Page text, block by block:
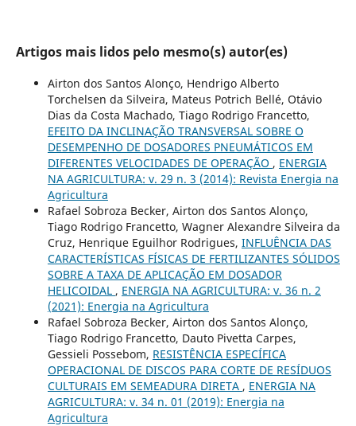
Artigos mais lidos pelo mesmo(s) autor(es)
Airton dos Santos Alonço, Hendrigo Alberto
Torchelsen da Silveira, Mateus Potrich Bellé, Otávio
Dias da Costa Machado, Tiago Rodrigo Francetto,
EFEITO DA INCLINAÇÃO TRANSVERSAL SOBRE O
DESEMPENHO DE DOSADORES PNEUMÁTICOS EM
DIFERENTES VELOCIDADES DE OPERAÇÃO , ENERGIA
NA AGRICULTURA: v. 29 n. 3 (2014): Revista Energia na
Agricultura
Rafael Sobroza Becker, Airton dos Santos Alonço,
Tiago Rodrigo Francetto, Wagner Alexandre Silveira da
Cruz, Henrique Eguilhor Rodrigues, INFLUÊNCIA DAS
CARACTERÍSTICAS FÍSICAS DE FERTILIZANTES SÓLIDOS
SOBRE A TAXA DE APLICAÇÃO EM DOSADOR
HELICOIDAL , ENERGIA NA AGRICULTURA: v. 36 n. 2
(2021): Energia na Agricultura
Rafael Sobroza Becker, Airton dos Santos Alonço,
Tiago Rodrigo Francetto, Dauto Pivetta Carpes,
Gessieli Possebom, RESISTÊNCIA ESPECÍFICA
OPERACIONAL DE DISCOS PARA CORTE DE RESÍDUOS
CULTURAIS EM SEMEADURA DIRETA , ENERGIA NA
AGRICULTURA: v. 34 n. 01 (2019): Energia na
Agricultura